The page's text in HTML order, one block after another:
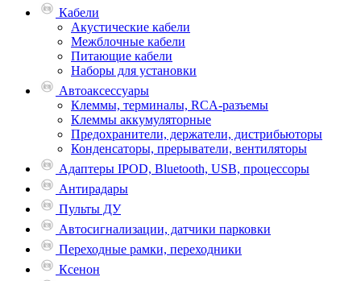
Кабели
Акустические кабели
Межблочные кабели
Питающие кабели
Наборы для установки
Автоаксессуары
Клеммы, терминалы, RCA-разъемы
Клеммы аккумуляторные
Предохранители, держатели, дистрибьюторы
Конденсаторы, прерыватели, вентиляторы
Адаптеры IPOD, Bluetooth, USB, процессоры
Антирадары
Пульты ДУ
Автосигнализации, датчики парковки
Переходные рамки, переходники
Ксенон